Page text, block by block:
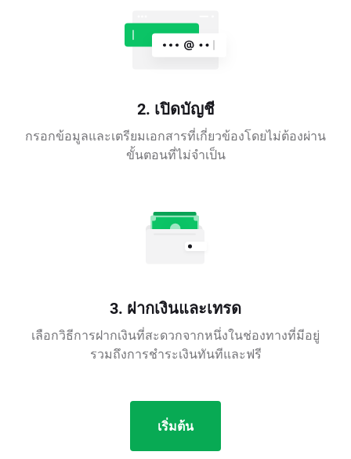
2. เปิดบัญชี
กรอกข้อมูลและเตรียมเอกสารที่เกี่ยวข้องโดยไม่ต้องผ่าน
ขั้นตอนที่ไม่จำเป็น
3. ฝากเงินและเทรด
เลือกวิธีการฝากเงินที่สะดวกจากหนึ่งในช่องทางที่มีอยู่
รวมถึงการชำระเงินทันทีและฟรี
เริ่มต้น